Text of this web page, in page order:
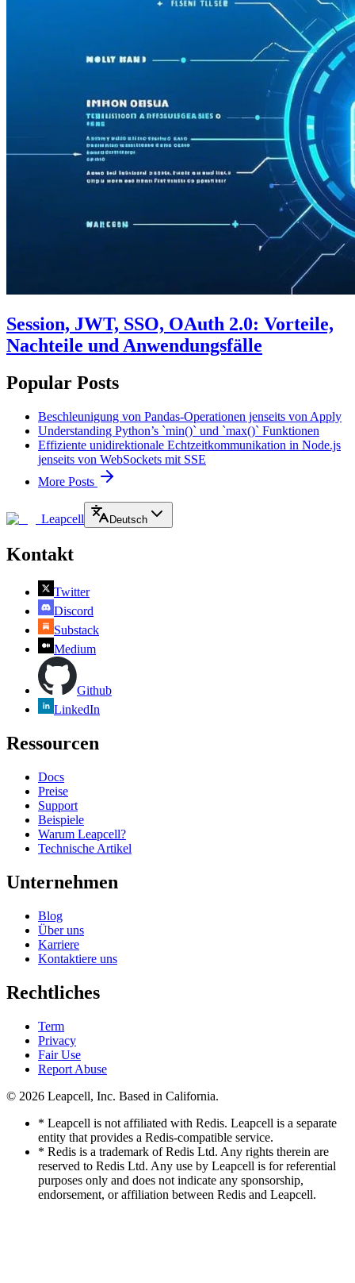
Session, JWT, SSO, OAuth 2.0: Vorteile,
Nachteile und Anwendungsfälle
Popular Posts
Beschleunigung von Pandas-Operationen jenseits von Apply
Understanding Python’s `min()` und `max()` Funktionen
Effiziente unidirektionale Echtzeitkommunikation in Node.js
jenseits von WebSockets mit SSE
More Posts
Leapcell Deutsch
Kontakt
Twitter
Discord
Substack
Medium
Github
LinkedIn
Ressourcen
Docs
Preise
Support
Beispiele
Warum Leapcell?
Technische Artikel
Unternehmen
Blog
Über uns
Karriere
Kontaktiere uns
Rechtliches
Term
Privacy
Fair Use
Report Abuse
© 2026 Leapcell, Inc. Based in California.
* Leapcell is not affiliated with Redis. Leapcell is a separate
entity that provides a Redis-compatible service.
* Redis is a trademark of Redis Ltd. Any rights therein are
reserved to Redis Ltd. Any use by Leapcell is for referential
purposes only and does not indicate any sponsorship,
endorsement, or affiliation between Redis and Leapcell.